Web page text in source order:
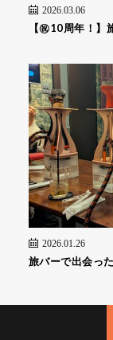
2026.03.06
【㊗️10周年！】
2026.01.26
旅バーで出会っ